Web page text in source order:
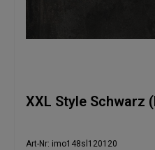
XXL Style Schwarz
Art-Nr: imo148sl120120